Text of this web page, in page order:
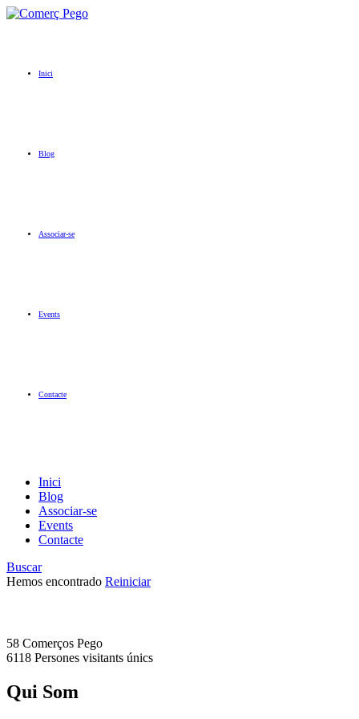
Inici
Blog
Associar-se
Events
Contacte
Inici
Blog
Associar-se
Events
Contacte
Buscar
Hemos encontrado Reiniciar
58 Comerços Pego
6118 Persones visitants únics
Qui Som